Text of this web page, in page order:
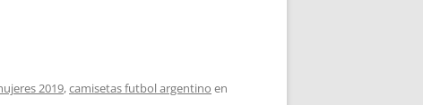
2019,camisetas futbol argentino en